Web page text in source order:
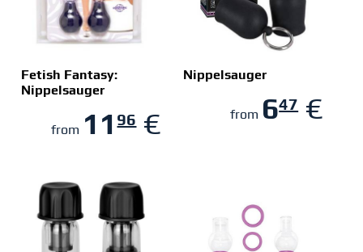
Fetish Fantasy:
Nippelsauger
from 1196€
Nippelsauger
from 647€